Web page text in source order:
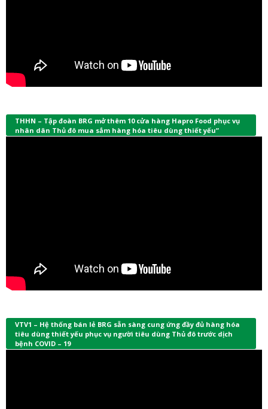
THHN – Tập đoàn BRG mở thêm 10 cửa hàng Hapro Food phục vụ
nhân dân Thủ đô mua sắm hàng hóa tiêu dùng thiết yếu”
VTV1 – Hệ thống bán lẻ BRG sẵn sàng cung ứng đầy đủ hàng hóa
tiêu dùng thiết yếu phục vụ người tiêu dùng Thủ đô trước dịch
bệnh COVID – 19